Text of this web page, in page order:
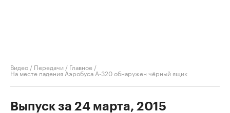
Видео / Передачи / Главное /
На месте падения Аэробуса А-320 обнаружен чёрный ящик
Выпуск за 24 марта, 2015